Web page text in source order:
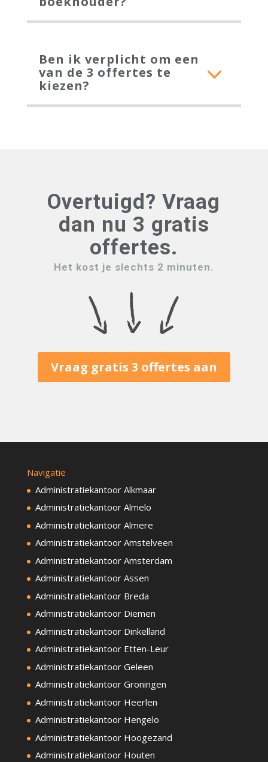
Ben ik verplicht om een
van de 3 offertes te
kiezen?
Overtuigd? Vraag
dan nu 3 gratis
offertes.
Het kost je slechts 2 minuten.
Vraag gratis 3 offertes aan
Navigatie
Administratiekantoor Alkmaar
Administratiekantoor Almelo
Administratiekantoor Almere
Administratiekantoor Amstelveen
Administratiekantoor Amsterdam
Administratiekantoor Assen
Administratiekantoor Breda
Administratiekantoor Diemen
Administratiekantoor Dinkelland
Administratiekantoor Etten-Leur
Administratiekantoor Geleen
Administratiekantoor Groningen
Administratiekantoor Heerlen
Administratiekantoor Hengelo
Administratiekantoor Hoogezand
Administratiekantoor Houten